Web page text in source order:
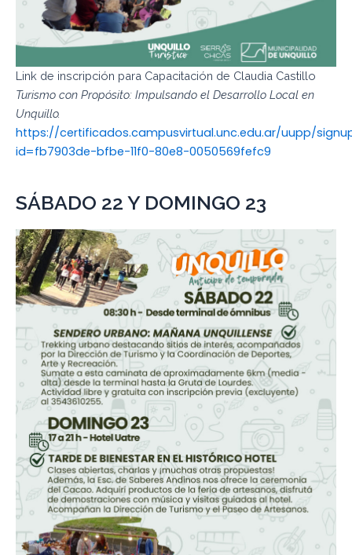
Link de inscripción para Capacitación de Claudia Castillo
Turismo con Propósito: Impulsando el Desarrollo Local en
Unquillo.
https://certificados.campusvirtual.unc.edu.ar/uupp/
id=fb7903de-bfbe-11f0-80e8-0050569fefc9
SÁBADO 22 Y DOMINGO 23